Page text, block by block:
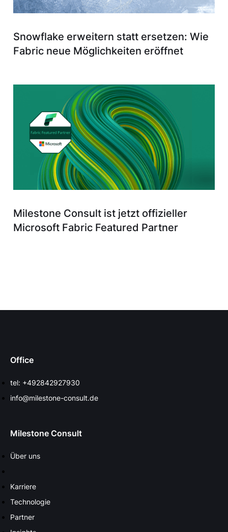
Snowflake erweitern statt ersetzen: Wie
Fabric neue Möglichkeiten eröffnet
Milestone Consult ist jetzt offizieller
Microsoft Fabric Featured Partner
Office
tel: +492842927930
info@milestone-consult.de
Milestone Consult
Über uns
Karriere
Technologie
Partner